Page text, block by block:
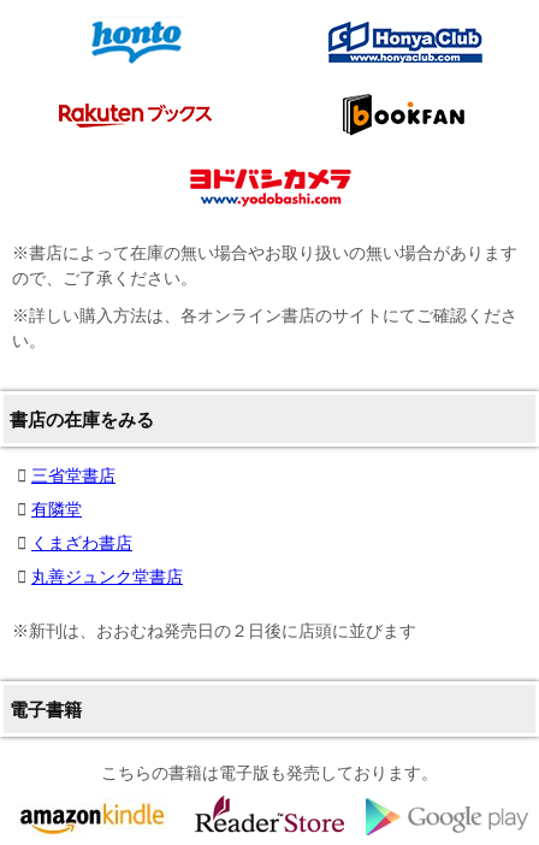
※書店によって在庫の無い場合やお取り扱いの無い場合があります
ので、ご了承ください。
※詳しい購入方法は、各オンライン書店のサイトにてご確認くださ
い。
書店の在庫をみる
三省堂書店
有隣堂
くまざわ書店
丸善ジュンク堂書店
※新刊は、おおむね発売日の２日後に店頭に並びます
電子書籍
こちらの書籍は電子版も発売しております。